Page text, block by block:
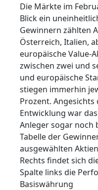
Die Märkte im
Blick ein
Gewinnern zählten
Österreich, Italien,
europäische Value-
zwischen zwei und
und europäische
stiegen immerhin
Prozent.
Entwicklung war
Anleger sogar noch
Tabelle der
ausgewählten
Rechts findet sich
Spalte links die
Basiswährung